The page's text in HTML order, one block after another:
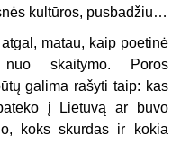
kultūros, pusbadžiu…
matau, kaip poetinė
skaitymo. Poros
galima rašyti taip: kas
į Lietuvą ar buvo
koks skurdas ir kokia